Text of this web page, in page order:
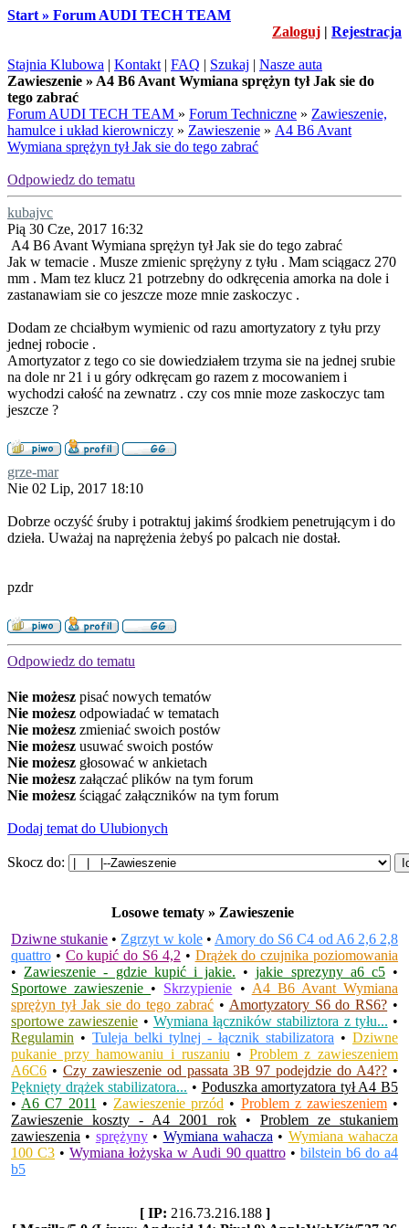
Start » Forum AUDI TECH TEAM
Zaloguj | Rejestracja
Stajnia Klubowa | Kontakt | FAQ | Szukaj | Nasze auta
Zawieszenie » A4 B6 Avant Wymiana sprężyn tył Jak sie do
tego zabrać
Forum AUDI TECH TEAM » Forum Techniczne » Zawieszenie,
hamulce i układ kierowniczy » Zawieszenie » A4 B6 Avant
Wymiana sprężyn tył Jak sie do tego zabrać
Odpowiedz do tematu
kubajvc
Pią 30 Cze, 2017 16:32
A4 B6 Avant Wymiana sprężyn tył Jak sie do tego zabrać
Jak w temacie . Musze zmienic sprężyny z tyłu . Mam sciągacz 270
mm . Mam tez klucz 21 potrzebny do odkręcenia amorka na dole i
zastanawiam sie co jeszcze moze mnie zaskoczyc .
Dodam ze chciałbym wymienic od razu amortyzatory z tyłu przy
jednej robocie .
Amortyzator z tego co sie dowiedziałem trzyma sie na jednej srubie
na dole nr 21 i u góry odkręcam go razem z mocowaniem i
wychodzi całość na zewnatrz . czy cos mnie moze zaskoczyc tam
jeszcze ?
grze-mar
Nie 02 Lip, 2017 18:10
Dobrze oczyść śruby i potraktuj jakimś środkiem penetrującym i do
dzieła. Uważaj na naprężenia żebyś po palcach nie dostał.
pzdr
Odpowiedz do tematu
Nie możesz pisać nowych tematów
Nie możesz odpowiadać w tematach
Nie możesz zmieniać swoich postów
Nie możesz usuwać swoich postów
Nie możesz głosować w ankietach
Nie możesz załączać plików na tym forum
Nie możesz ściągać załączników na tym forum
Dodaj temat do Ulubionych
Skocz do:
Losowe tematy » Zawieszenie
Dziwne stukanie • Zgrzyt w kole• Amory do S6 C4 od A6 2,6 2,8
quattro • Co kupić do S6 4,2 • Drążek do czujnika poziomowania
• Zawieszenie - gdzie kupić i jakie. •jakie sprezyny a6 c5•
Sportowe zawieszenie • Skrzypienie • A4 B6 Avant Wymiana
sprężyn tył Jak sie do tego zabrać • Amortyzatory S6 do RS6? •
sportowe zawieszenie • Wymiana łączników stabiliztora z tyłu... •
Regulamin • Tuleja belki tylnej - łącznik stabilizatora • Dziwne
pukanie przy hamowaniu i ruszaniu • Problem z zawieszeniem
A6C6 • Czy zawieszenie od passata 3B 97 podejdzie do A4?? •
Pęknięty drążek stabilizatora... • Poduszka amortyzatora tył A4 B5
• A6 C7 2011 • Zawieszenie przód • Problem z zawieszeniem•
Zawieszenie koszty - A4 2001 rok • Problem ze stukaniem
zawieszenia • sprężyny• Wymiana wahacza • Wymiana wahacza
100 C3 •Wymiana łożyska w Audi 90 quattro• bilstein b6 do a4
b5
[ IP: 216.73.216.188 ]